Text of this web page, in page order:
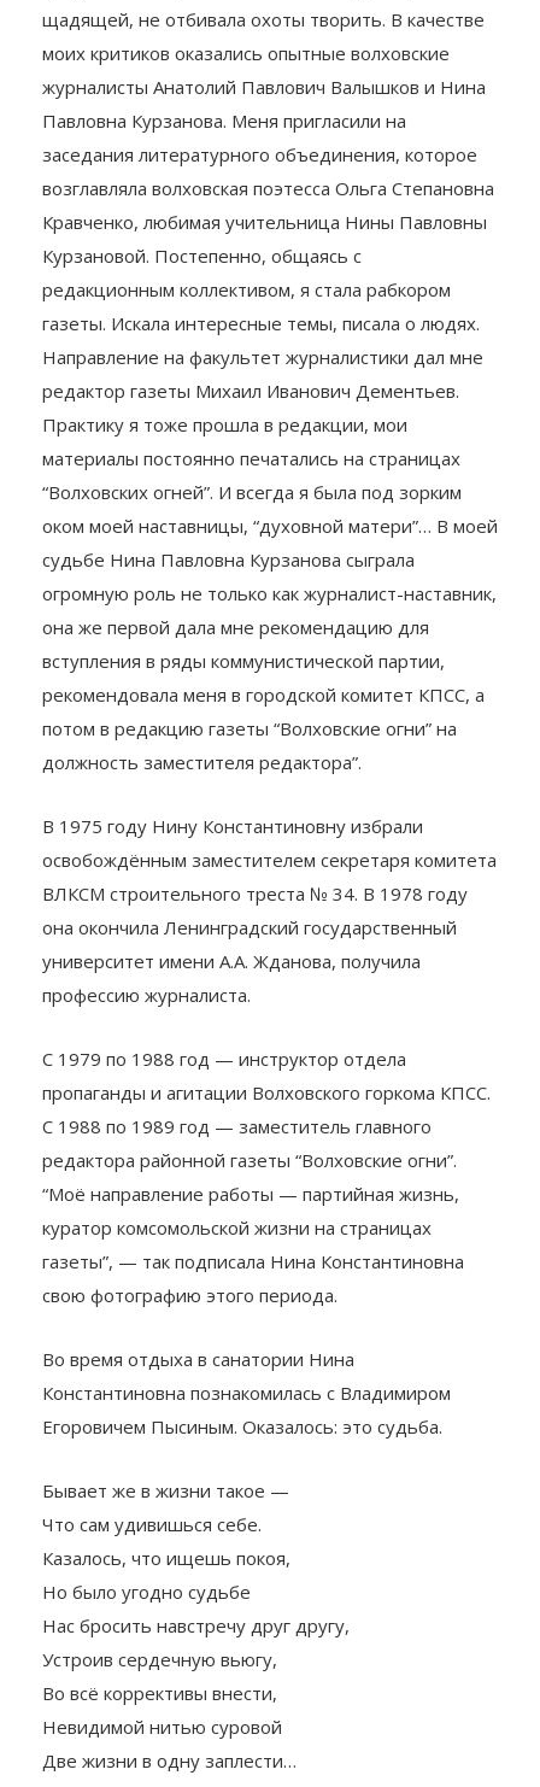
щадящей, не отбивала охоты творить. В качестве
моих критиков оказались опытные волховские
журналисты Анатолий Павлович Валышков и Нина
Павловна Курзанова. Меня пригласили на
заседания литературного объединения, которое
возглавляла волховская поэтесса Ольга Степановна
Кравченко, любимая учительница Нины Павловны
Курзановой. Постепенно, общаясь с
редакционным коллективом, я стала рабкором
газеты. Искала интересные темы, писала о людях.
Направление на факультет журналистики дал мне
редактор газеты Михаил Иванович Дементьев.
Практику я тоже прошла в редакции, мои
материалы постоянно печатались на страницах
“Волховских огней”. И всегда я была под зорким
оком моей наставницы, “духовной матери”… В моей
судьбе Нина Павловна Курзанова сыграла
огромную роль не только как журналист-наставник,
она же первой дала мне рекомендацию для
вступления в ряды коммунистической партии,
рекомендовала меня в городской комитет КПСС, а
потом в редакцию газеты “Волховские огни” на
должность заместителя редактора”.
В 1975 году Нину Константиновну избрали
освобождённым заместителем секретаря комитета
ВЛКСМ строительного треста № 34. В 1978 году
она окончила Ленинградский государственный
университет имени А.А. Жданова, получила
профессию журналиста.
С 1979 по 1988 год — инструктор отдела
пропаганды и агитации Волховского горкома КПСС.
С 1988 по 1989 год — заместитель главного
редактора районной газеты “Волховские огни”.
“Моё направление работы — партийная жизнь,
куратор комсомольской жизни на страницах
газеты”, — так подписала Нина Константиновна
свою фотографию этого периода.
Во время отдыха в санатории Нина
Константиновна познакомилась с Владимиром
Егоровичем Пысиным. Оказалось: это судьба.
Бывает же в жизни такое —
Что сам удивишься себе.
Казалось, что ищешь покоя,
Но было угодно судьбе
Нас бросить навстречу друг другу,
Устроив сердечную вьюгу,
Во всё коррективы внести,
Невидимой нитью суровой
Две жизни в одну заплести…